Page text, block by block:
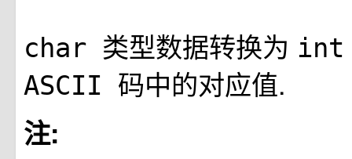
char 类型数据转换为
ASCII 码中的对应值.
注: